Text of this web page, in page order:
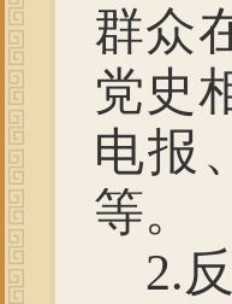
群众
党史
电报
等。
2.